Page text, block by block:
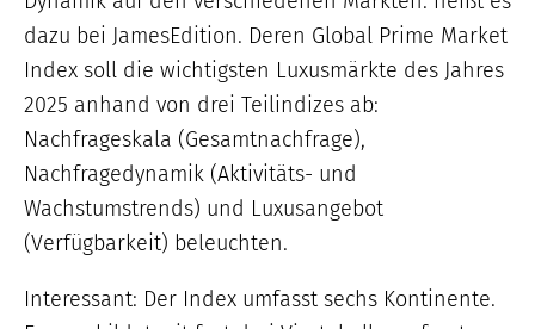
dazu bei JamesEdition. Deren Global Prime Market
Index soll die wichtigsten Luxusmärkte des Jahres
2025 anhand von drei Teilindizes ab:
Nachfrageskala (Gesamtnachfrage),
Nachfragedynamik (Aktivitäts- und
Wachstumstrends) und Luxusangebot
(Verfügbarkeit) beleuchten.
Interessant: Der Index umfasst sechs Kontinente.